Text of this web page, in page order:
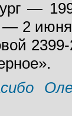
—
2 июня